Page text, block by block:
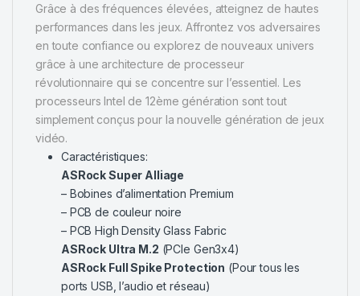
Grâce à des fréquences élevées, atteignez de hautes
performances dans les jeux. Affrontez vos adversaires
en toute confiance ou explorez de nouveaux univers
grâce à une architecture de processeur
révolutionnaire qui se concentre sur l’essentiel. Les
processeurs Intel de 12ème génération sont tout
simplement conçus pour la nouvelle génération de jeux
vidéo.
Caractéristiques:
ASRock Super Alliage
– Bobines d’alimentation Premium
– PCB de couleur noire
– PCB High Density Glass Fabric
ASRock Ultra M.2 (PCIe Gen3x4)
ASRock Full Spike Protection (Pour tous les
ports USB, l’audio et réseau)